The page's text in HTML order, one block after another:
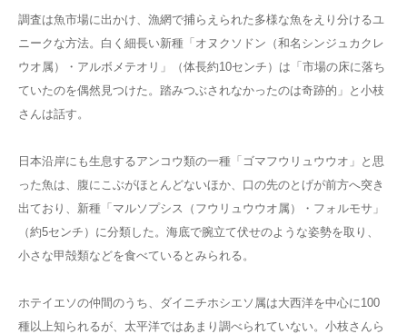
調査は魚市場に出かけ、漁網で捕らえられた多様な魚をえり分けるユ
ニークな方法。白く細長い新種「オヌクソドン（和名シンジュカクレ
ウオ属）・アルボメテオリ」（体長約10センチ）は「市場の床に落ち
ていたのを偶然見つけた。踏みつぶされなかったのは奇跡的」と小枝
さんは話す。
日本沿岸にも生息するアンコウ類の一種「ゴマフウリュウウオ」と思
った魚は、腹にこぶがほとんどないほか、口の先のとげが前方へ突き
出ており、新種「マルソプシス（フウリュウウオ属）・フォルモサ」
（約5センチ）に分類した。海底で腕立て伏せのような姿勢を取り、
小さな甲殻類などを食べているとみられる。
ホテイエソの仲間のうち、ダイニチホシエソ属は大西洋を中心に100
種以上知られるが、太平洋ではあまり調べられていない。小枝さんら